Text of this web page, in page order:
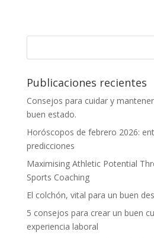
Publicaciones recientes
Consejos para cuidar y
buen estado.
Horóscopos de febrero 2026:
predicciones
Maximising Athletic Potential
Sports Coaching
El colchón, vital para un buen
5 consejos para crear un buen
experiencia laboral